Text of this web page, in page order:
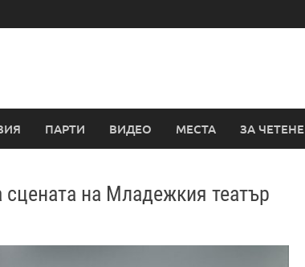
ПАРТИ ВИДЕО МЕСТА ЗА ЧЕТЕНЕ
на Младежкия театър